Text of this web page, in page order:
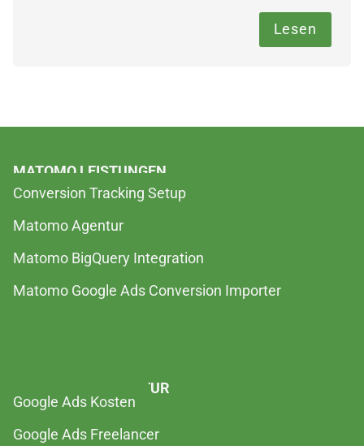
Lesen
MATOMO LEISTUNGEN
Conversion Tracking Setup
Matomo Agentur
Matomo BigQuery Integration
Matomo Google Ads Conversion Importer
GOOGLE ADS AGENTUR
Google Ads Kosten
Google Ads Freelancer